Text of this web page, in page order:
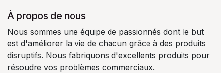
À propos de nous
Nous sommes une équipe de passionnés dont le but
est d'améliorer la vie de chacun grâce à des produits
disruptifs. Nous fabriquons d'excellents produits pour
résoudre vos problèmes commerciaux.